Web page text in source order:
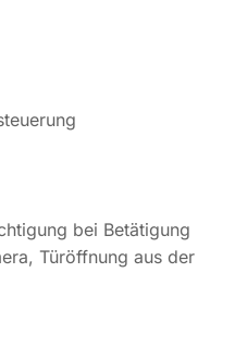
bei Betätigung
Türöffnung aus der